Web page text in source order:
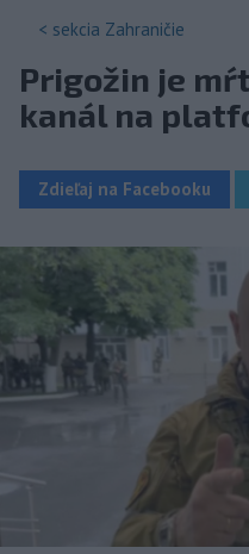
< sekcia Zahraničie
Prigožin je
kanál na
Zdieľaj na Facebooku